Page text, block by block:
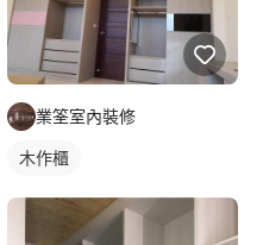
業筌室內裝修
木作櫃